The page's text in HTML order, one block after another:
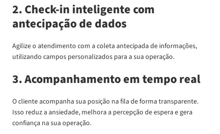
2. Check-in inteligente com
antecipação de dados
Agilize o atendimento com a coleta antecipada de informações,
utilizando campos personalizados para a sua operação.
3. Acompanhamento em tempo real
O cliente acompanha sua posição na fila de forma transparente.
Isso reduz a ansiedade, melhora a percepção de espera e gera
confiança na sua operação.